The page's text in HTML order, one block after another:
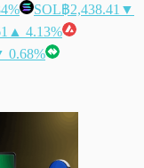
SOL฿2,438.41 ▼
▲ 4.13%
0.68%